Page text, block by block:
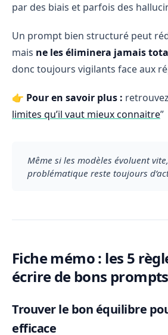
par des biais et parfois des
Un prompt bien structuré peut
mais ne les éliminera jamais
donc toujours vigilants face aux
👉 Pour en savoir plus :
limites qu’il vaut mieux connaitre”
Même si les modèles évoluent
problématique reste toujours
Fiche mémo : les 5
écrire de bons prompts
Trouver le bon équilibre
efficace